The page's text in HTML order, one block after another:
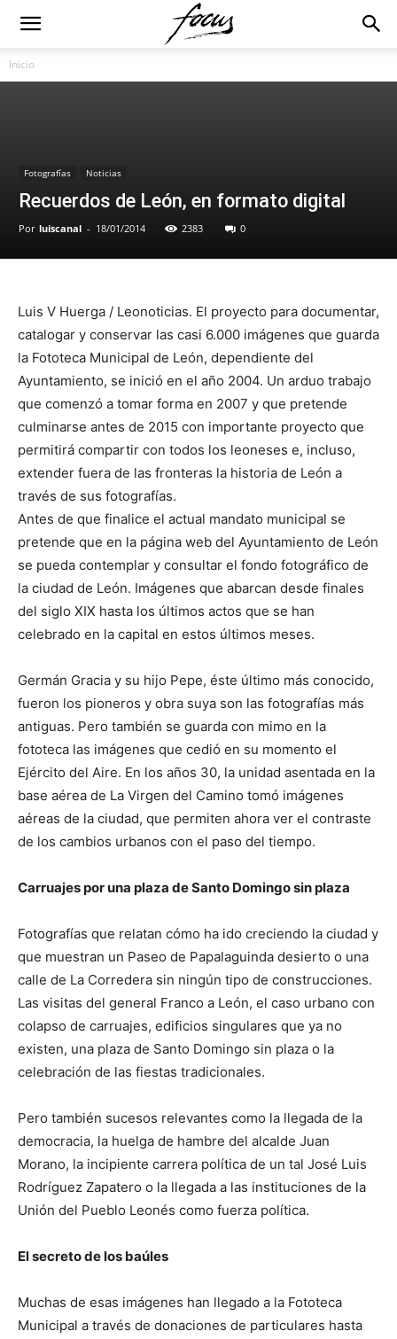
Inicio
Fotografías Noticias
Recuerdos de León, en formato digital
Por luiscanal - 18/01/2014 2383 0
Luis V Huerga / Leonoticias. El proyecto para documentar,
catalogar y conservar las casi 6.000 imágenes que guarda
la Fototeca Municipal de León, dependiente del
Ayuntamiento, se inició en el año 2004. Un arduo trabajo
que comenzó a tomar forma en 2007 y que pretende
culminarse antes de 2015 con importante proyecto que
permitirá compartir con todos los leoneses e, incluso,
extender fuera de las fronteras la historia de León a
través de sus fotografías.
Antes de que finalice el actual mandato municipal se
pretende que en la página web del Ayuntamiento de León
se pueda contemplar y consultar el fondo fotográfico de
la ciudad de León. Imágenes que abarcan desde finales
del siglo XIX hasta los últimos actos que se han
celebrado en la capital en estos últimos meses.
Germán Gracia y su hijo Pepe, éste último más conocido,
fueron los pioneros y obra suya son las fotografías más
antiguas. Pero también se guarda con mimo en la
fototeca las imágenes que cedió en su momento el
Ejército del Aire. En los años 30, la unidad asentada en la
base aérea de La Virgen del Camino tomó imágenes
aéreas de la ciudad, que permiten ahora ver el contraste
de los cambios urbanos con el paso del tiempo.
Carruajes por una plaza de Santo Domingo sin plaza
Fotografías que relatan cómo ha ido creciendo la ciudad y
que muestran un Paseo de Papalaguinda desierto o una
calle de La Corredera sin ningún tipo de construcciones.
Las visitas del general Franco a León, el caso urbano con
colapso de carruajes, edificios singulares que ya no
existen, una plaza de Santo Domingo sin plaza o la
celebración de las fiestas tradicionales.
Pero también sucesos relevantes como la llegada de la
democracia, la huelga de hambre del alcalde Juan
Morano, la incipiente carrera política de un tal José Luis
Rodríguez Zapatero o la llegada a las instituciones de la
Unión del Pueblo Leonés como fuerza política.
El secreto de los baúles
Muchas de esas imágenes han llegado a la Fototeca
Municipal a través de donaciones de particulares hasta